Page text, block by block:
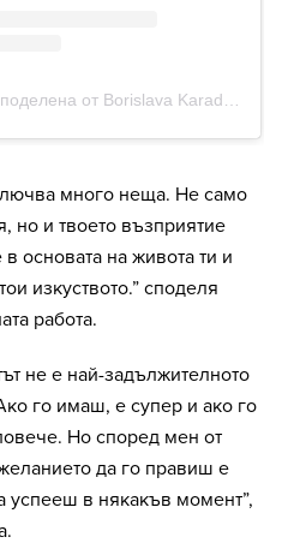
много неща. Не само
но и твоето възприятие
основата на живота ти и
изкуството.” споделя
работа.
не е най-задължителното
го имаш, е супер и ако го
Но според мен от
да го правиш е
успееш в някакъв момент”,